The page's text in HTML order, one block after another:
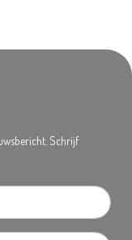
Schrijf